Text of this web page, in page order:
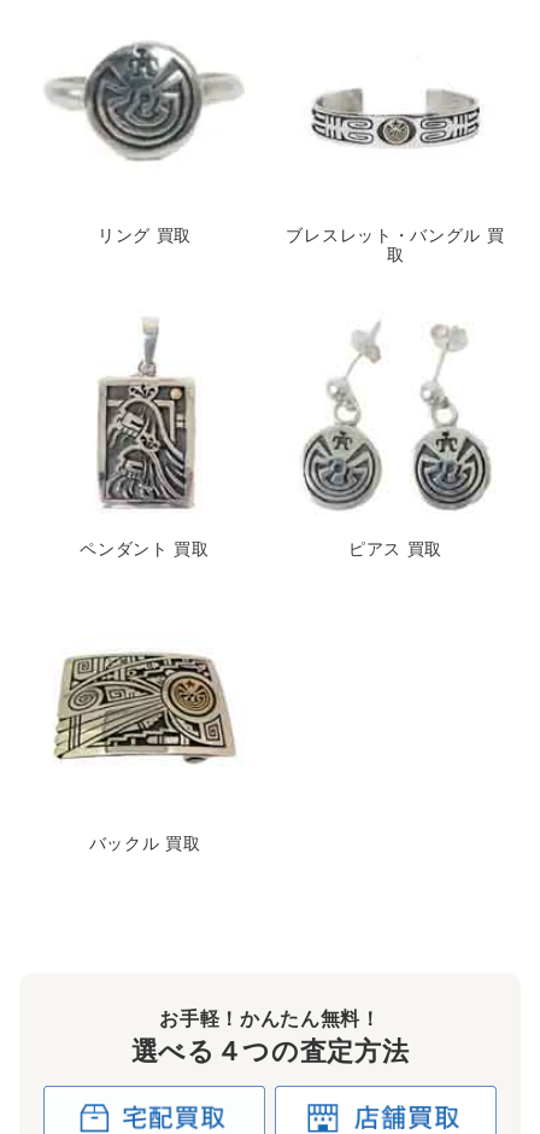
リング 買取
ブレスレット・バングル 買
取
ペンダント 買取 ピアス 買取
バックル 買取
お手軽！かんたん無料！
選べる４つの査定方法